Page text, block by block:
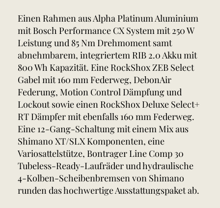
Einen Rahmen aus Alpha Platinum Aluminium
mit Bosch Performance CX System mit 250 W
Leistung und 85 Nm Drehmoment samt
abnehmbarem, integriertem RIB 2.0 Akku mit
800 Wh Kapazität. Eine RockShox ZEB Select
Gabel mit 160 mm Federweg, DebonAir
Federung, Motion Control Dämpfung und
Lockout sowie einen RockShox Deluxe Select+
RT Dämpfer mit ebenfalls 160 mm Federweg.
Eine 12-Gang-Schaltung mit einem Mix aus
Shimano XT/SLX Komponenten, eine
Variosattelstütze, Bontrager Line Comp 30
Tubeless-Ready-Laufräder und hydraulische
4-Kolben-Scheibenbremsen von Shimano
runden das hochwertige Ausstattungspaket ab.